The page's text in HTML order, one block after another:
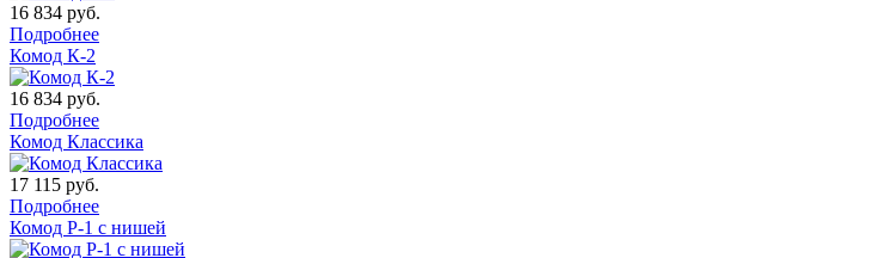
16 834 руб.
Подробнее
Комод К-2
16 834 руб.
Подробнее
Комод Классика
17 115 руб.
Подробнее
Комод Р-1 с нишей